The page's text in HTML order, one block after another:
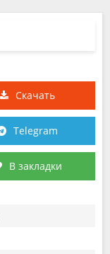
Скачать
Telegram
В закладки